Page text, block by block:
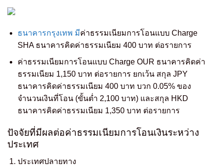
ธนาคารกรุงเทพ มีค่าธรรมเนียมการโอนแบบ Charge
SHA ธนาคารคิดค่าธรรมเนียม 400 บาท ต่อรายการ
ค่าธรรมเนียมการโอนแบบ Charge OUR ธนาคารคิดค่า
ธรรมเนียม 1,150 บาท ต่อรายการ ยกเว้น สกุล JPY
ธนาคารคิดค่าธรรมเนียม 400 บาท บวก 0.05% ของ
จำนวนเงินที่โอน (ขั้นต่ำ 2,100 บาท) และสกุล HKD
ธนาคารคิดค่าธรรมเนียม 1,350 บาท ต่อรายการ
ปัจจัยที่มีผลต่อค่าธรรมเนียมการโอนเงินระหว่าง
ประเทศ
ประเทศปลายทาง